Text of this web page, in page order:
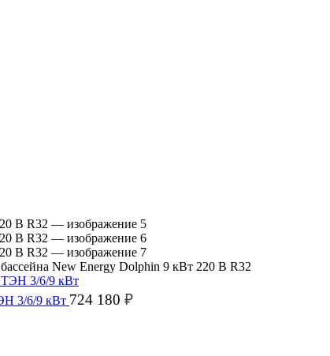
New Energy Dolphin 9 кВт 220 В R32
3/6/9 кВт 724 180 ₽